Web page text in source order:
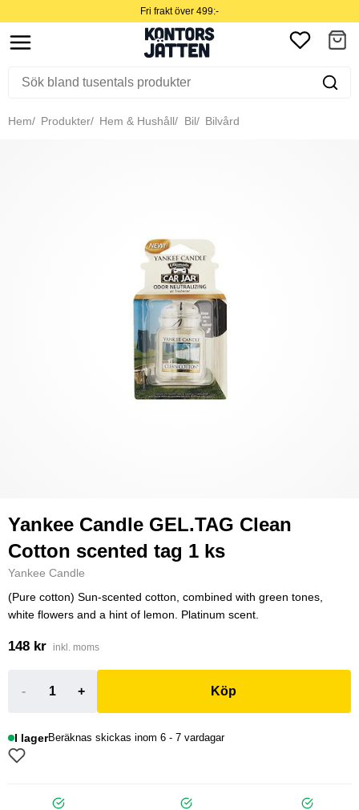
Fri frakt över 499:-
Hem Produkter Hem & Hushåll Bil Bilvård
Yankee Candle GEL.TAG Clean
Cotton scented tag 1 ks
Yankee Candle
(Pure cotton) Sun-scented cotton, combined with green tones,
white flowers and a hint of lemon. Platinum scent.
148 kr inkl. moms
- + Köp
I lagerBeräknas skickas inom 6 - 7 vardagar